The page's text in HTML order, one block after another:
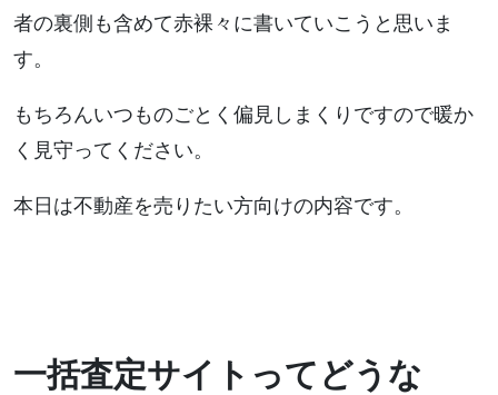
者の裏側も含めて赤裸々に書いていこうと思いま
す。
もちろんいつものごとく偏見しまくりですので暖か
く見守ってください。
本日は不動産を売りたい方向けの内容です。
一括査定サイトってどうな